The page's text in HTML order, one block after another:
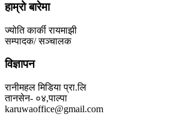
हाम्रो बारेमा
ज्योति कार्की रायमाझी
सम्पादक/ सञ्चालक
विज्ञापन
रानीमहल मिडिया प्रा.लि
तानसेन- ०४,पाल्पा
karuwaoffice@gmail.com